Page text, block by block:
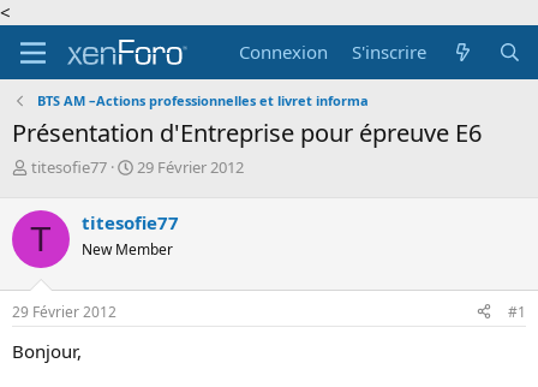
<
Connexion
S'inscrire
BTS AM –Actions professionnelles et livret informa
Présentation d'Entreprise pour épreuve E6
A
t
e
u
r
d
e
a
titesofie77
D
e
d
d
29 Février 2012
T titesofie77
New Member
29 Février 2012 #1
Bonjour,